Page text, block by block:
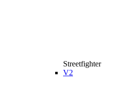
Streetfighter
V2